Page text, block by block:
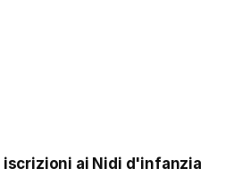
iscrizioni ai Nidi d'infanzia